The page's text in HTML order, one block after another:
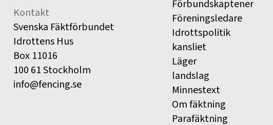
Kontakt
Svenska Fäktförbundet
Idrottens Hus
Box 11016
100 61 Stockholm
info@fencing.se
Förbundskaptener
Föreningsledare
Idrottspolitik
kansliet
Läger
landslag
Minnestext
Om fäktning
Parafäktning